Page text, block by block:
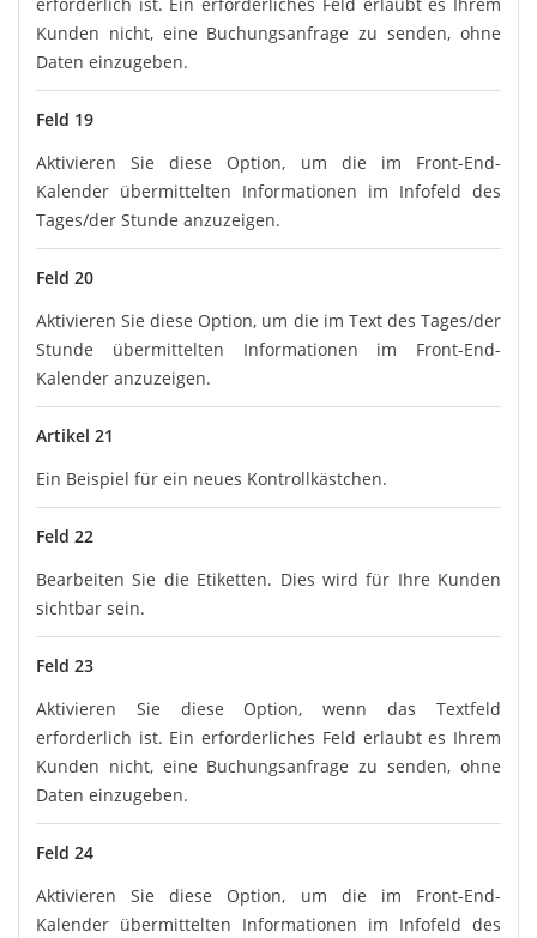
Kunden nicht, eine Buchungsanfrage zu senden, ohne
Daten einzugeben.
Feld 19
Aktivieren Sie diese Option, um die im Front-End-
Kalender übermittelten Informationen im Infofeld des
Tages/der Stunde anzuzeigen.
Feld 20
Aktivieren Sie diese Option, um die im Text des Tages/der
Stunde übermittelten Informationen im Front-End-
Kalender anzuzeigen.
Artikel 21
Ein Beispiel für ein neues Kontrollkästchen.
Feld 22
Bearbeiten Sie die Etiketten. Dies wird für Ihre Kunden
sichtbar sein.
Feld 23
Aktivieren Sie diese Option, wenn das Textfeld
erforderlich ist. Ein erforderliches Feld erlaubt es Ihrem
Kunden nicht, eine Buchungsanfrage zu senden, ohne
Daten einzugeben.
Feld 24
Aktivieren Sie diese Option, um die im Front-End-
Kalender übermittelten Informationen im Infofeld des